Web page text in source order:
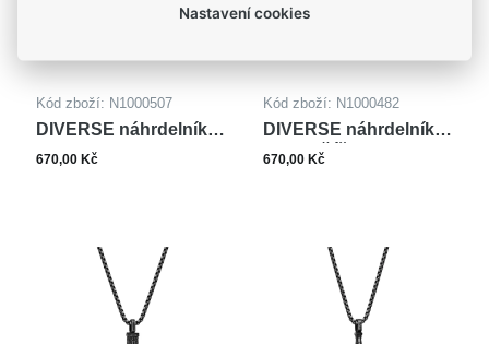
Kód zboží: N1000507
DIVERSE náhrdelník z
oceli
670,00 Kč
Kód zboží: N1000482
DIVERSE náhrdelník z
oceli KŘÍŽEK
670,00 Kč
Nastavení cookies